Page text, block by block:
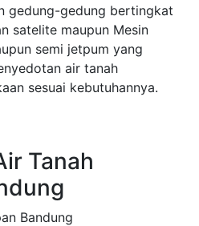
gedung-gedung bertingkat
satelite maupun Mesin
semi jetpum yang
air tanah
sesuai kebutuhannya.
Tanah
Bandung